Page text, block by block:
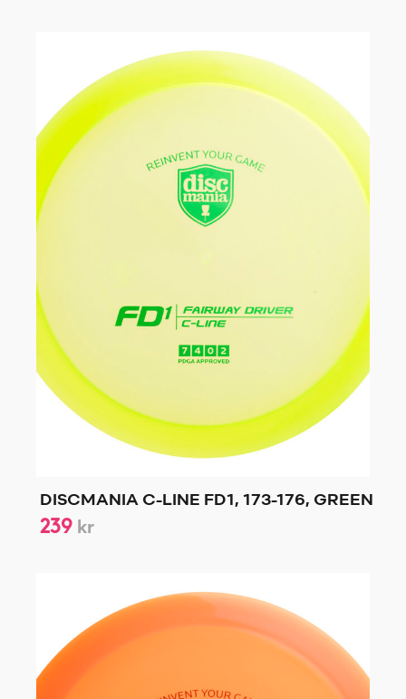
DISCMANIA C-LINE FD1, 173-176, GREEN
239 kr